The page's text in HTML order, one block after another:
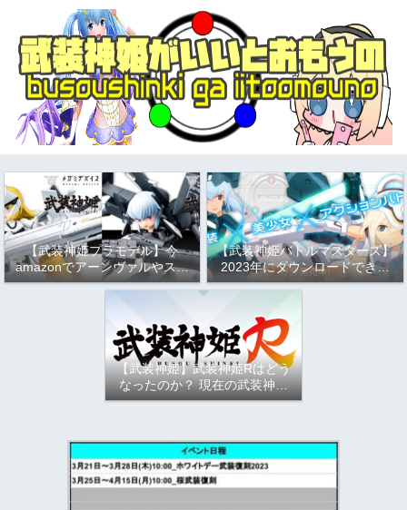
【武装神姫プラモデル】今
amazonでアーンヴァルやスト
ラーフがお得という話
【武装神姫バトルマスターズ】
2023年にダウンロードできる
か問題について
【武装神姫】武装神姫Rはどう
なったのか？ 現在の武装神姫
アーケード（バトコン）につい